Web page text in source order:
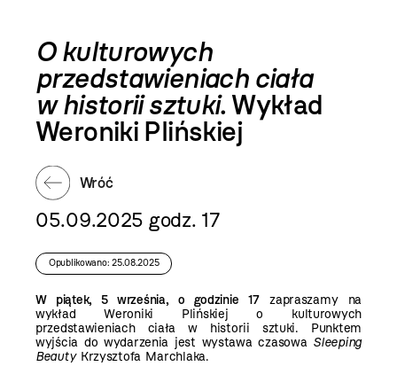
O kulturowych
przedstawieniach ciała
w historii sztuki. Wykład
Weroniki Plińskiej
Wróć
05.09.2025 godz. 17
Opublikowano: 25.08.2025
W piątek, 5 września, o godzinie 17zapraszamy na
wykład Weroniki Plińskiej o kulturowych
przedstawieniach ciała w historii sztuki. Punktem
wyjścia do wydarzenia jest wystawa czasowa Sleeping
BeautyKrzysztofa Marchlaka.